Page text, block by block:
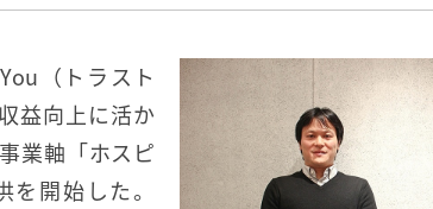
（トラスト
益向上に活か
業軸「ホスピ
開始した。